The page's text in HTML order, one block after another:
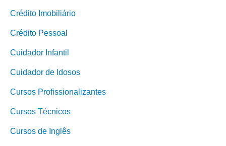
Crédito Imobiliário
Crédito Pessoal
Cuidador Infantil
Cuidador de Idosos
Cursos Profissionalizantes
Cursos Técnicos
Cursos de Inglês